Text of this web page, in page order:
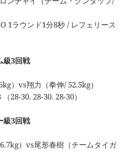
1ラウンド1分8秒 / レフェリース
3回戦
）vs翔力（拳伸/ 52.5kg）
28-30. 28-30. 28-30）
3回戦
）vs尾形春樹（チームタイガ